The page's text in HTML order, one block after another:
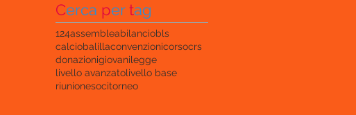
Cerca pertag
124assembleabilanciobls
calciobalillaconvenzionicorsocrs
donazionigiovanilegge
livello avanzatolivello base
riunionesocitorneo